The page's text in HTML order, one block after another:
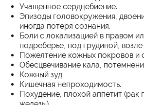
Учащенное сердцебиение.
Эпизоды головокружения,
иногда потеря сознания.
Боли с локализацией в правом
подреберье, под грудиной, возле
Пожелтение кожных покровов и
Обесцвечивание кала,
Кожный зуд.
Кишечная непроходимость.
Похудение, плохой аппетит (рак